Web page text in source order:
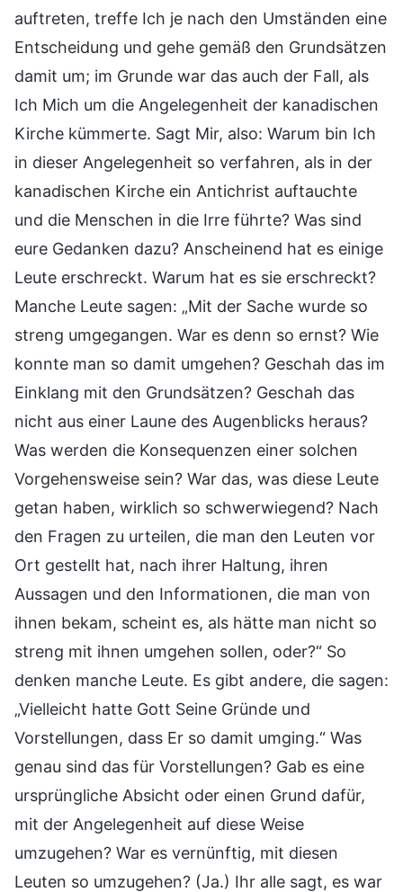
auftreten, treffe Ich je nach den Umständen eine
Entscheidung und gehe gemäß den Grundsätzen
damit um; im Grunde war das auch der Fall, als
Ich Mich um die Angelegenheit der kanadischen
Kirche kümmerte. Sagt Mir, also: Warum bin Ich
in dieser Angelegenheit so verfahren, als in der
kanadischen Kirche ein Antichrist auftauchte
und die Menschen in die Irre führte? Was sind
eure Gedanken dazu? Anscheinend hat es einige
Leute erschreckt. Warum hat es sie erschreckt?
Manche Leute sagen: „Mit der Sache wurde so
streng umgegangen. War es denn so ernst? Wie
konnte man so damit umgehen? Geschah das im
Einklang mit den Grundsätzen? Geschah das
nicht aus einer Laune des Augenblicks heraus?
Was werden die Konsequenzen einer solchen
Vorgehensweise sein? War das, was diese Leute
getan haben, wirklich so schwerwiegend? Nach
den Fragen zu urteilen, die man den Leuten vor
Ort gestellt hat, nach ihrer Haltung, ihren
Aussagen und den Informationen, die man von
ihnen bekam, scheint es, als hätte man nicht so
streng mit ihnen umgehen sollen, oder?“ So
denken manche Leute. Es gibt andere, die sagen:
„Vielleicht hatte Gott Seine Gründe und
Vorstellungen, dass Er so damit umging.“ Was
genau sind das für Vorstellungen? Gab es eine
ursprüngliche Absicht oder einen Grund dafür,
mit der Angelegenheit auf diese Weise
umzugehen? War es vernünftig, mit diesen
Leuten so umzugehen? (Ja.) Ihr alle sagt, es war